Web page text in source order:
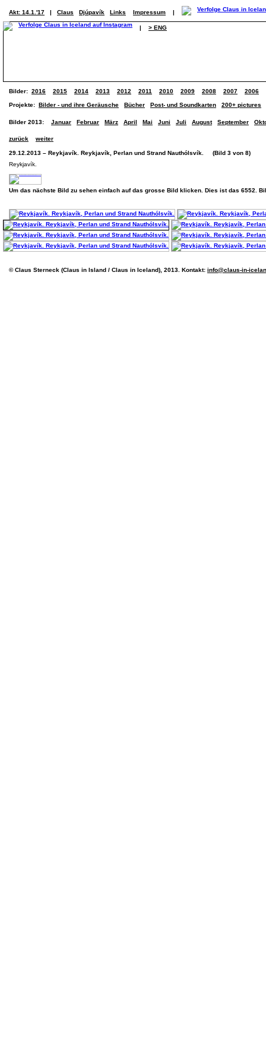
Akt: 14.1.'17 | Claus Djúpavík Links Impressum |
| > ENG
Bilder: 2016 2015 2014 2013 2012 2011 2010 2009 2008 2007 2006
Projekte: Bilder - und ihre Geräusche Bücher Post- und Soundkarten 200+ pictures
Bilder 2013: Januar Februar März April Mai Juni Juli August September
zurück weiter
29.12.2013 – Reykjavík. Reykjavík, Perlan und Strand Nauthólsvík. (Bild 3 von 8)
Reykjavík.
Um das nächste Bild zu sehen einfach auf das grosse Bild klicken. Dies ist das 6552.
© Claus Sterneck (Claus in Island / Claus in Iceland), 2013. Kontakt: info@claus-in-